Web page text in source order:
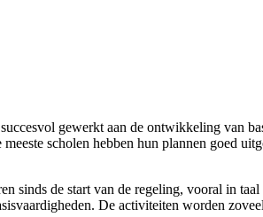
gewerkt aan de ontwikkeling van
scholen hebben hun plannen goed
sinds de start van de regeling, vooral in
De activiteiten worden